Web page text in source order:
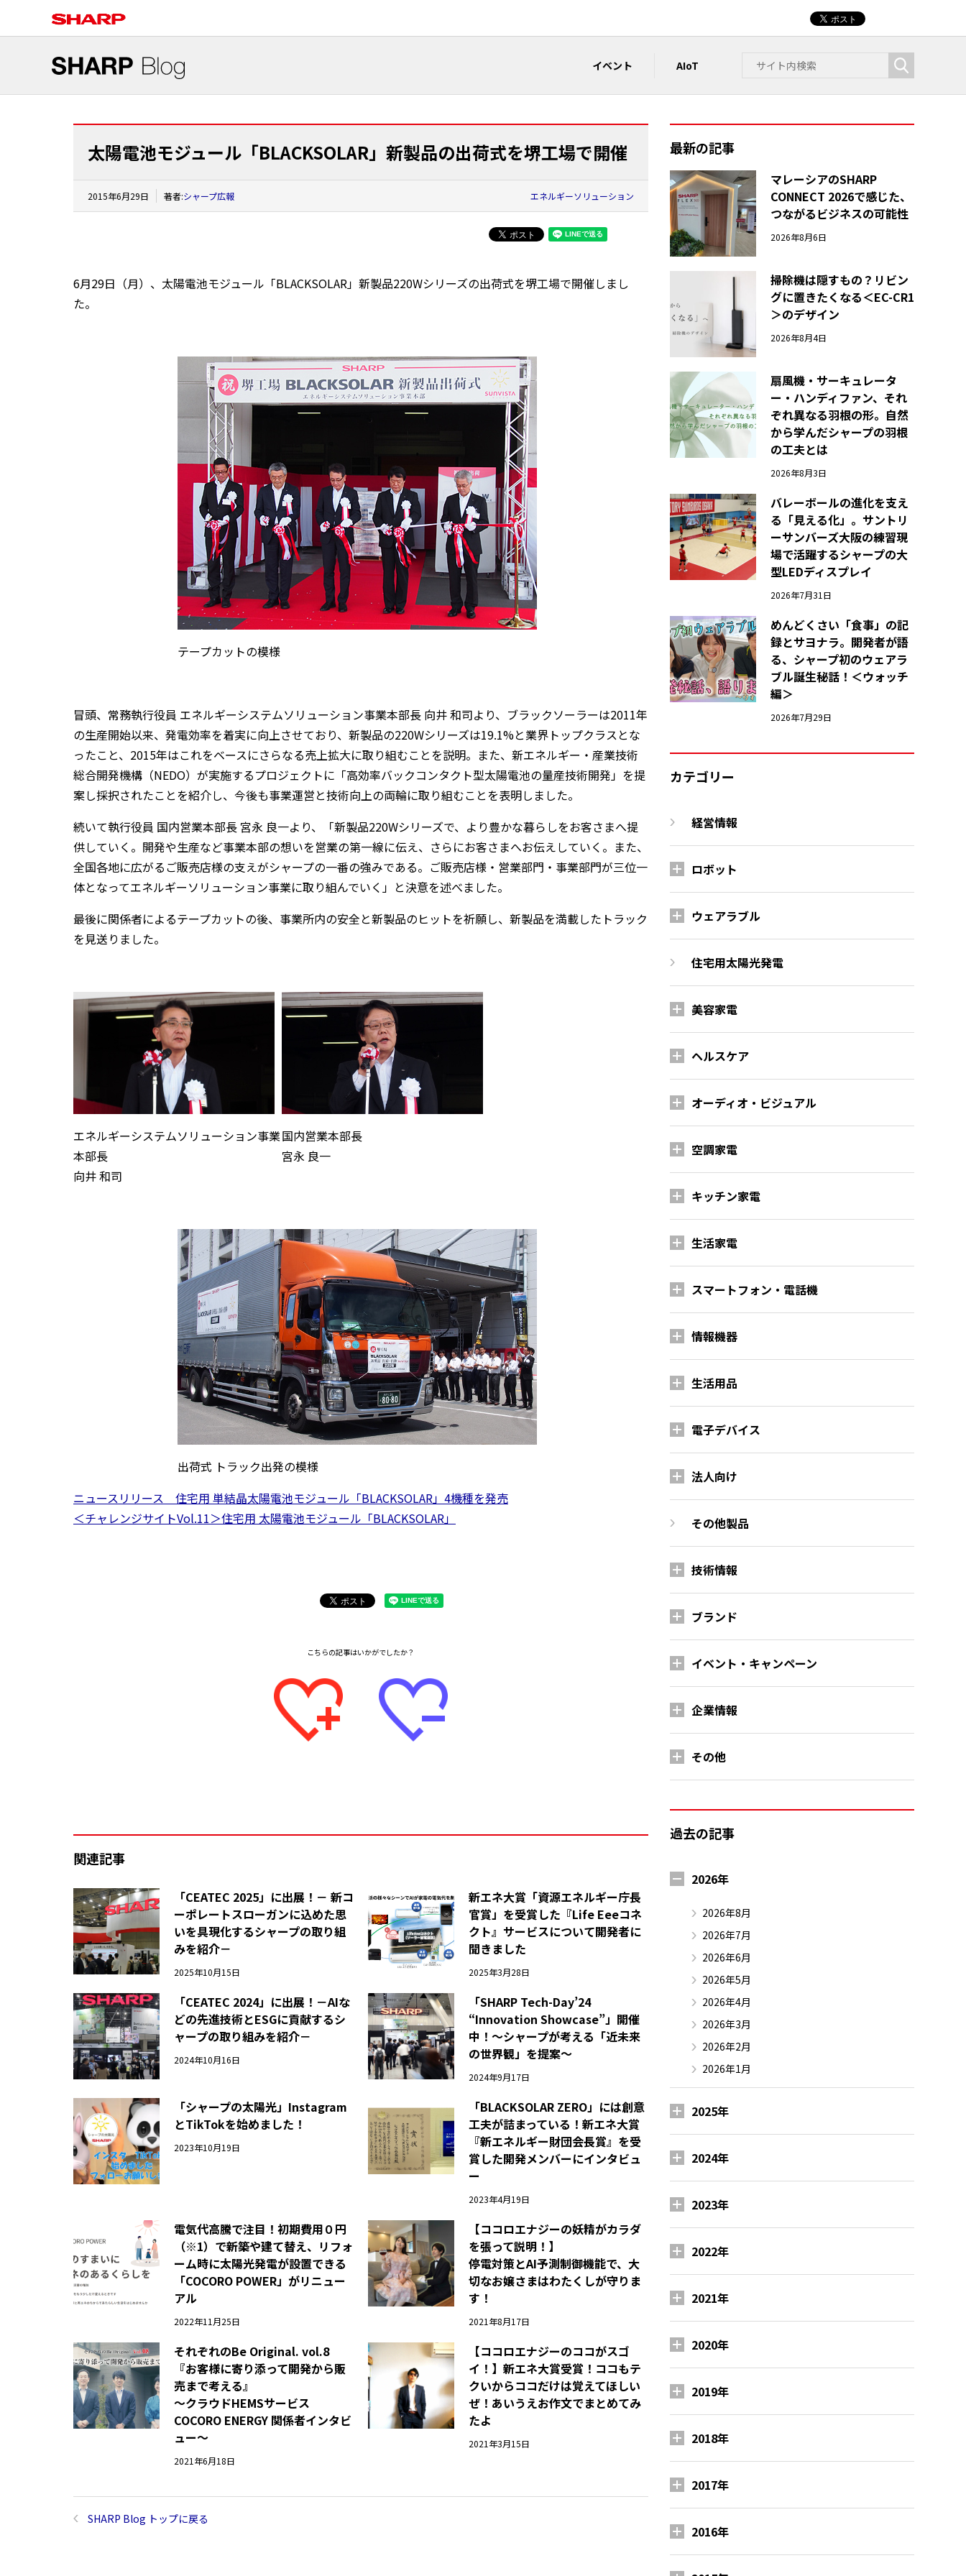
イベント AIoT
太陽電池モジュール「BLACKSOLAR」新製品の出荷式を堺工場で開催
2015年6月29日 著者:シャープ広報 エネルギーソリューション
6月29日（月）、太陽電池モジュール「BLACKSOLAR」新製品220Wシリーズの出荷式を堺工場で開催しまし
た。
テープカットの模様
冒頭、常務執行役員 エネルギーシステムソリューション事業本部長 向井 和司より、ブラックソーラーは2011年
の生産開始以来、発電効率を着実に向上させており、新製品の220Wシリーズは19.1%と業界トップクラスとな
ったこと、2015年はこれをベースにさらなる売上拡大に取り組むことを説明。また、新エネルギー・産業技術
総合開発機構（NEDO）が実施するプロジェクトに「高効率バックコンタクト型太陽電池の量産技術開発」を提
案し採択されたことを紹介し、今後も事業運営と技術向上の両輪に取り組むことを表明しました。
続いて執行役員 国内営業本部長 宮永 良一より、「新製品220Wシリーズで、より豊かな暮らしをお客さまへ提
供していく。開発や生産など事業本部の想いを営業の第一線に伝え、さらにお客さまへお伝えしていく。また、
全国各地に広がるご販売店様の支えがシャープの一番の強みである。ご販売店様・営業部門・事業部門が三位一
体となってエネルギーソリューション事業に取り組んでいく」と決意を述べました。
最後に関係者によるテープカットの後、事業所内の安全と新製品のヒットを祈願し、新製品を満載したトラック
を見送りました。
エネルギーシステムソリューション事業
本部長
向井 和司
国内営業本部長
宮永 良一
出荷式 トラック出発の模様
ニュースリリース 住宅用 単結晶太陽電池モジュール「BLACKSOLAR」4機種を発売
＜チャレンジサイトVol.11＞住宅用 太陽電池モジュール「BLACKSOLAR」
関連記事
「CEATEC 2025」に出展！－ 新コ
ーポレートスローガンに込めた思
いを具現化するシャープの取り組
みを紹介－
2025年10月15日
新エネ大賞「資源エネルギー庁長
官賞」を受賞した『Life Eeeコネ
クト』サービスについて開発者に
聞きました
2025年3月28日
「CEATEC 2024」に出展！－AIな
どの先進技術とESGに貢献するシ
ャープの取り組みを紹介－
2024年10月16日
「SHARP Tech-Day’24
“Innovation Showcase”」開催
中！～シャープが考える「近未来
の世界観」を提案～
2024年9月17日
「シャープの太陽光」Instagram
とTikTokを始めました！
2023年10月19日
「BLACKSOLAR ZERO」には創意
工夫が詰まっている！新エネ大賞
『新エネルギー財団会長賞』を受
賞した開発メンバーにインタビュ
ー
2023年4月19日
電気代高騰で注目！初期費用０円
（※1）で新築や建て替え、リフォ
ーム時に太陽光発電が設置できる
「COCORO POWER」がリニュー
アル
2022年11月25日
【ココロエナジーの妖精がカラダ
を張って説明！】
停電対策とAI予測制御機能で、大
切なお嬢さまはわたくしが守りま
す！
2021年8月17日
それぞれのBe Original. vol.8
『お客様に寄り添って開発から販
売まで考える』
～クラウドHEMSサービス
COCORO ENERGY 関係者インタビ
ュー～
2021年6月18日
【ココロエナジーのココがスゴ
イ！】新エネ大賞受賞！ココもテ
クいからココだけは覚えてほしい
ぜ！あいうえお作文でまとめてみ
たよ
2021年3月15日
SHARP Blog トップに戻る
最新の記事
マレーシアのSHARP
CONNECT 2026で感じた、
つながるビジネスの可能性
2026年8月6日
掃除機は隠すもの？リビン
グに置きたくなる＜EC-CR1
＞のデザイン
2026年8月4日
扇風機・サーキュレータ
ー・ハンディファン、それ
ぞれ異なる羽根の形。自然
から学んだシャープの羽根
の工夫とは
2026年8月3日
バレーボールの進化を支え
る「見える化」。サントリ
ーサンバーズ大阪の練習現
場で活躍するシャープの大
型LEDディスプレイ
2026年7月31日
めんどくさい「食事」の記
録とサヨナラ。開発者が語
る、シャープ初のウェアラ
ブル誕生秘話！＜ウォッチ
編＞
2026年7月29日
カテゴリー
経営情報
ロボット
ウェアラブル
住宅用太陽光発電
美容家電
ヘルスケア
オーディオ・ビジュアル
空調家電
キッチン家電
生活家電
スマートフォン・電話機
情報機器
生活用品
電子デバイス
法人向け
その他製品
技術情報
ブランド
イベント・キャンペーン
企業情報
その他
過去の記事
2026年
2026年8月
2026年7月
2026年6月
2026年5月
2026年4月
2026年3月
2026年2月
2026年1月
2025年
2024年
2023年
2022年
2021年
2020年
2019年
2018年
2017年
2016年